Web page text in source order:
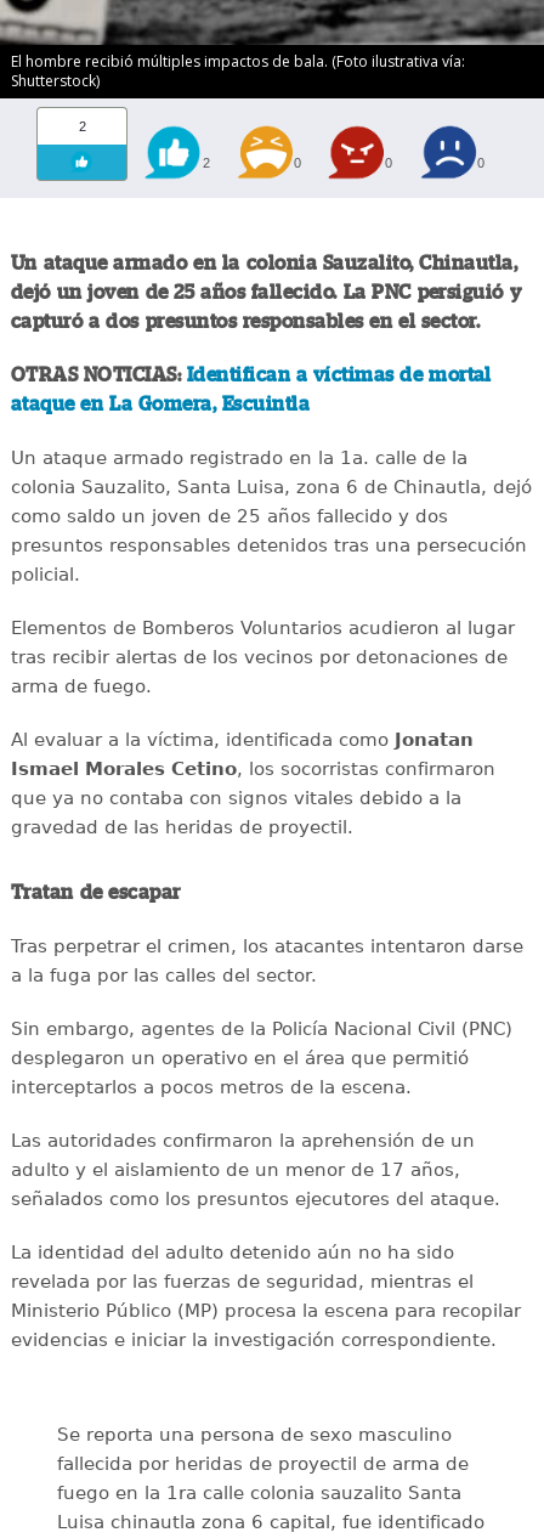
El hombre recibió múltiples impactos de bala. (Foto ilustrativa vía:
Shutterstock)
2
2 0 0 0
Un ataque armado en la colonia Sauzalito, Chinautla,
dejó un joven de 25 años fallecido. La PNC persiguió y
capturó a dos presuntos responsables en el sector.
OTRAS NOTICIAS:Identifican a víctimas de mortal
ataque en La Gomera, Escuintla
Un ataque armado registrado en la 1a. calle de la
colonia Sauzalito, Santa Luisa, zona 6 de Chinautla, dejó
como saldo un joven de 25 años fallecido y dos
presuntos responsables detenidos tras una persecución
policial.
Elementos de Bomberos Voluntarios acudieron al lugar
tras recibir alertas de los vecinos por detonaciones de
arma de fuego.
Al evaluar a la víctima, identificada como Jonatan
Ismael Morales Cetino, los socorristas confirmaron
que ya no contaba con signos vitales debido a la
gravedad de las heridas de proyectil.
Tratan de escapar
Tras perpetrar el crimen, los atacantes intentaron darse
a la fuga por las calles del sector.
Sin embargo, agentes de la Policía Nacional Civil (PNC)
desplegaron un operativo en el área que permitió
interceptarlos a pocos metros de la escena.
Las autoridades confirmaron la aprehensión de un
adulto y el aislamiento de un menor de 17 años,
señalados como los presuntos ejecutores del ataque.
La identidad del adulto detenido aún no ha sido
revelada por las fuerzas de seguridad, mientras el
Ministerio Público (MP) procesa la escena para recopilar
evidencias e iniciar la investigación correspondiente.
Se reporta una persona de sexo masculino
fallecida por heridas de proyectil de arma de
fuego en la 1ra calle colonia sauzalito Santa
Luisa chinautla zona 6 capital, fue identificado